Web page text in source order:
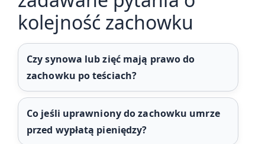
kolejność zachowku
Czy synowa lub zięć mają prawo do
zachowku po teściach?
Co jeśli uprawniony do zachowku umrze
przed wypłatą pieniędzy?